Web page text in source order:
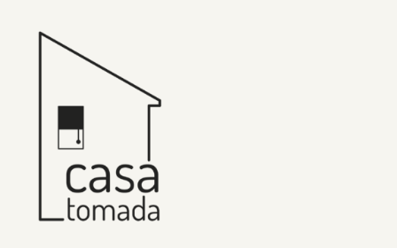
Saltar
contenido